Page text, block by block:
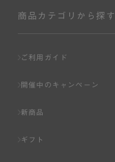
商品カテゴリから探す
ご利用ガイド
開催中のキャンペーン
新商品
ギフト